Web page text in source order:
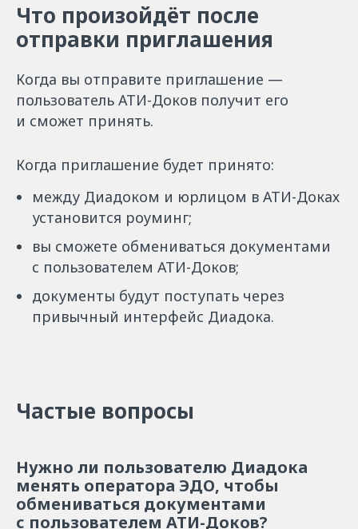
Что произойдёт после
отправки приглашения
Когда вы отправите приглашение —
пользователь АТИ-Доков получит его
и сможет принять.
Когда приглашение будет принято:
между Диадоком и юрлицом в АТИ-Доках
установится роуминг;
вы сможете обмениваться документами
с пользователем АТИ-Доков;
документы будут поступать через
привычный интерфейс Диадока.
Частые вопросы
Нужно ли пользователю Диадока
менять оператора ЭДО, чтобы
обмениваться документами
с пользователем АТИ-Доков?